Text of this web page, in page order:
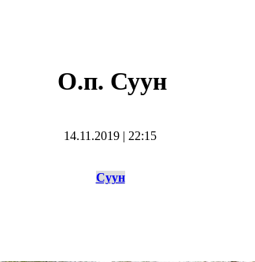
О.п. Суун
14.11.2019 | 22:15
Суун